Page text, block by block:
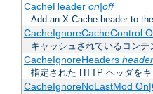
CacheHeader on|off
Add an X-Cache header to
CacheIgnoreCacheControl
キャッシュされているコン
CacheIgnoreHeaders
指定された HTTP ヘッダをキ
CacheIgnoreNoLastMod